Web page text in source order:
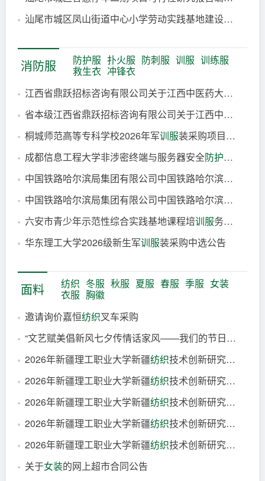
6小时前
6小时前
汕尾市城区凤山街道中心小学劳动实践基地建设项目预算编
6小时前
消防服 防护服 扑火服 防刺服 训服 训练服
救生衣 冲锋衣
江西省鼎跃招标咨询有限公司关于江西中医药大学2026年网络安全
1小时前
省本级江西省鼎跃招标咨询有限公司关于江西中医药大学2026年网络安全
1小时前
桐城师范高等专科学校2026年军训服装采购项目（三次）竞争性谈判公告
5小时前
成都信息工程大学非涉密终端与服务器安全防护服
8小时前
中国铁路哈尔滨局集团有限公司中国铁路哈尔滨局集团有限公司职工培训部AI赋能职工培训数字化技术培
8小时前
中国铁路哈尔滨局集团有限公司中国铁路哈尔滨局集团有限公司职工培训部师资骨干培
8小时前
六安市青少年示范性综合实践基地课程培训服务项目（二次）更正公告
8小时前
华东理工大学2026级新生军训服装采购中选公告
9小时前
面料 纺织 冬服 秋服 夏服 春服 季服 女装
衣服 胸徽
邀请询价嘉恒纺织叉车采购
56分钟前
“文艺赋美倡新风七夕传情话家风——我们的节日七夕”文艺汇演服装租赁
3小时前
2026年新疆理工职业大学新疆纺织技术创新研究院实验室（包4染整后整理实验室）的公开招标公告
4小时前
2026年新疆理工职业大学新疆纺织技术创新研究院实验室（包3纤维成型制备实验室）的公开招标公告
4小时前
2026年新疆理工职业大学新疆纺织技术创新研究院实验室（包2织物成型实验室）的公开招标公告
4小时前
2026年新疆理工职业大学新疆纺织技术创新研究院实验室（包1纱线纺制实验室）的公开招标公告
4小时前
2026年新疆理工职业大学新疆纺织技术创新研究院实验室（包5
关于女装的网上超市合同公告